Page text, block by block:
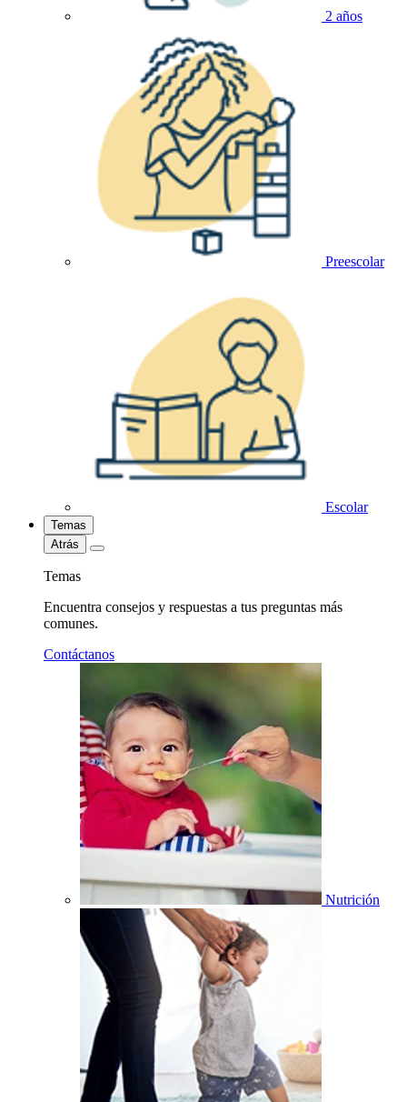
2 años
Preescolar
Escolar
Temas
Atrás
Temas
Encuentra consejos y respuestas a tus preguntas más
comunes.
Contáctanos
Nutrición